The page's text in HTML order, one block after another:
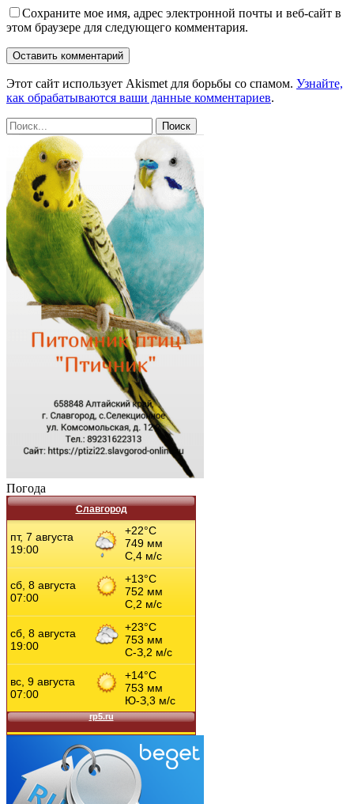
Сохраните мое имя, адрес электронной почты и веб-сайт в
этом браузере для следующего комментария.
Этот сайт использует Akismet для борьбы со спамом. Узнайте,
как обрабатываются ваши данные комментариев.
Погода
Славгород